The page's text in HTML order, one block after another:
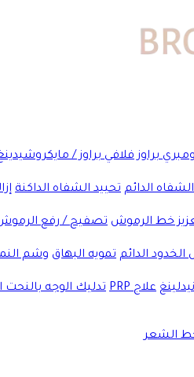
براوز فلافي براوز /
الدائم تحييد الشفاه الداكنة
خط الرموش تصفيح / رفع
الدائم تمويه البهاق وشم
علاج PRP تدليك الوجه
الشعر